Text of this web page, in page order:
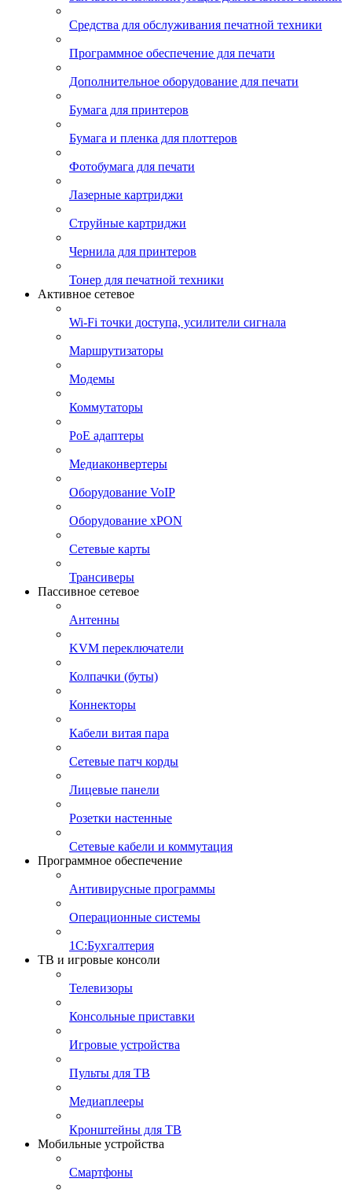
Средства для обслуживания печатной техники
Программное обеспечение для печати
Дополнительное оборудование для печати
Бумага для принтеров
Бумага и пленка для плоттеров
Фотобумага для печати
Лазерные картриджи
Струйные картриджи
Чернила для принтеров
Тонер для печатной техники
Активное сетевое
Wi-Fi точки доступа, усилители сигнала
Маршрутизаторы
Модемы
Коммутаторы
PoE адаптеры
Медиаконвертеры
Оборудование VoIP
Оборудование xPON
Сетевые карты
Трансиверы
Пассивное сетевое
Антенны
KVM переключатели
Колпачки (буты)
Коннекторы
Кабели витая пара
Сетевые патч корды
Лицевые панели
Розетки настенные
Сетевые кабели и коммутация
Программное обеспечение
Антивирусные программы
Операционные системы
1С:Бухгалтерия
ТВ и игровые консоли
Телевизоры
Консольные приставки
Игровые устройства
Пульты для ТВ
Медиаплееры
Кронштейны для ТВ
Мобильные устройства
Смартфоны